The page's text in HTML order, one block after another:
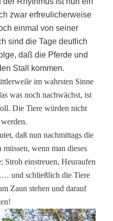
zwar erfreulicherweise
einmal von seiner
sind die Tage deutlich
daß die Pferde und
Stall kommen.
im wahrsten Sinne
was noch nachwächst, ist
Die Tiere würden nicht
daß nun nachmittags die
wenn man dieses
einstreuen, Heuraufen
und schließlich die Tiere
Zaun stehen und darauf